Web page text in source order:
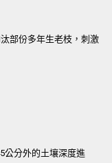
部份多年生老枝，刺激
公分外的土壤深度進